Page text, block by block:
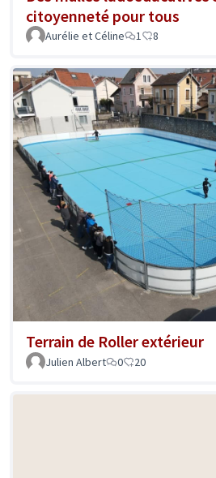
citoyenneté pour tous
Aurélie et Céline 1 8
Terrain de Roller extérieur
Julien Albert
0 20